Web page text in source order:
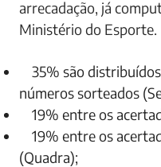
arrecadação, já
Ministério do Esporte.
35% são
números sorteados
19% entre os
19% entre os
(Quadra);